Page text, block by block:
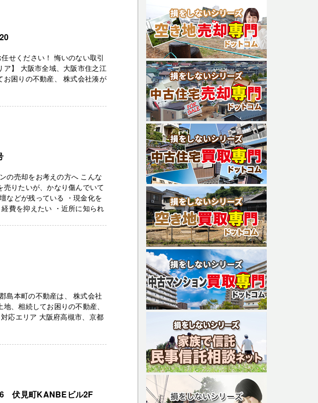
せください！ 悔いのない取引
】 大阪市全域、大阪市住之江
困りの不動産、 株式会社湊が
の売却をお考えの方へ こんな
りたいが、かなり傷んでいて
などが残っている ・現金化を
費を抑えたい ・近所に知られ
島本町の不動産は、 株式会社
、相続してお困りの不動産、
応エリア 大阪府高槻市、京都
6 伏見町KANBEビル2F